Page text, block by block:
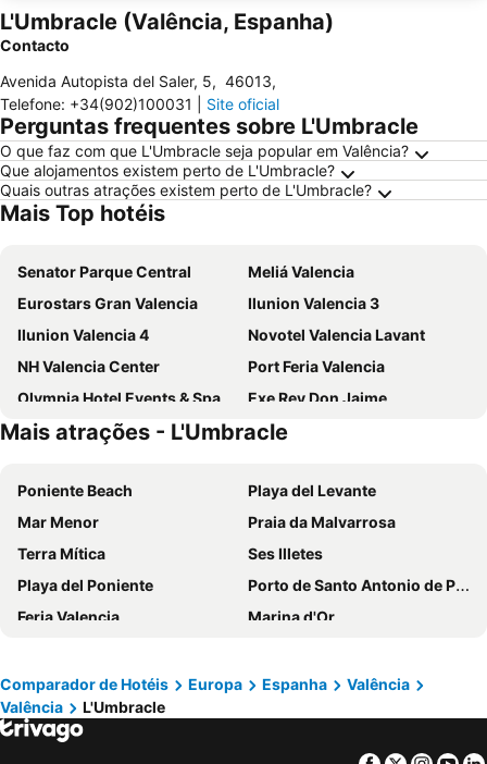
L'Umbracle (Valência, Espanha)
Contacto
Avenida Autopista del Saler, 5, 46013,
Telefone: +34(902)100031 Site oficial
Perguntas frequentes sobre L'Umbracle
O que faz com que L'Umbracle seja popular em Valência?
Que alojamentos existem perto de L'Umbracle?
Quais outras atrações existem perto de L'Umbracle?
Mais Top hotéis
Senator Parque Central
Meliá Valencia
Eurostars Gran Valencia
Ilunion Valencia 3
Ilunion Valencia 4
Novotel Valencia Lavant
NH Valencia Center
Port Feria Valencia
Olympia Hotel Events & Spa
Exe Rey Don Jaime
NH Valencia Las Artes
Hotel Beleret
Sercotel Sorolla Palace
Holiday Inn Express Ciudad de las Ciencias
Ilunion Aqua 4
INNSiDE by Melia Valencia Oceanic
Hotel Turia Valencia
Checkin Valencia Ciscar
Ibis Budget Valencia Centro Puerto
Hotel Kramer
Casual Socarrat Valencia
Hotel Malcom and Barret
NH Valencia Las Ciencias
Primus Valencia
Limin Hostel Capsules
One Shot Colón
Mais atrações - L'Umbracle
Poniente Beach
Playa del Levante
Mar Menor
Praia da Malvarrosa
Terra Mítica
Ses Illetes
Playa del Poniente
Porto de Santo Antonio de Portmany
Feria Valencia
Marina d'Or
Aeroporto de Ibiza
Playa de San Juan
Altea beach
Levante beach promenade
Comparador de Hotéis Europa Espanha
Valência
Valência
L'Umbracle